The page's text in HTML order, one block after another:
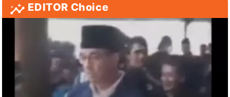
EDITOR Choice